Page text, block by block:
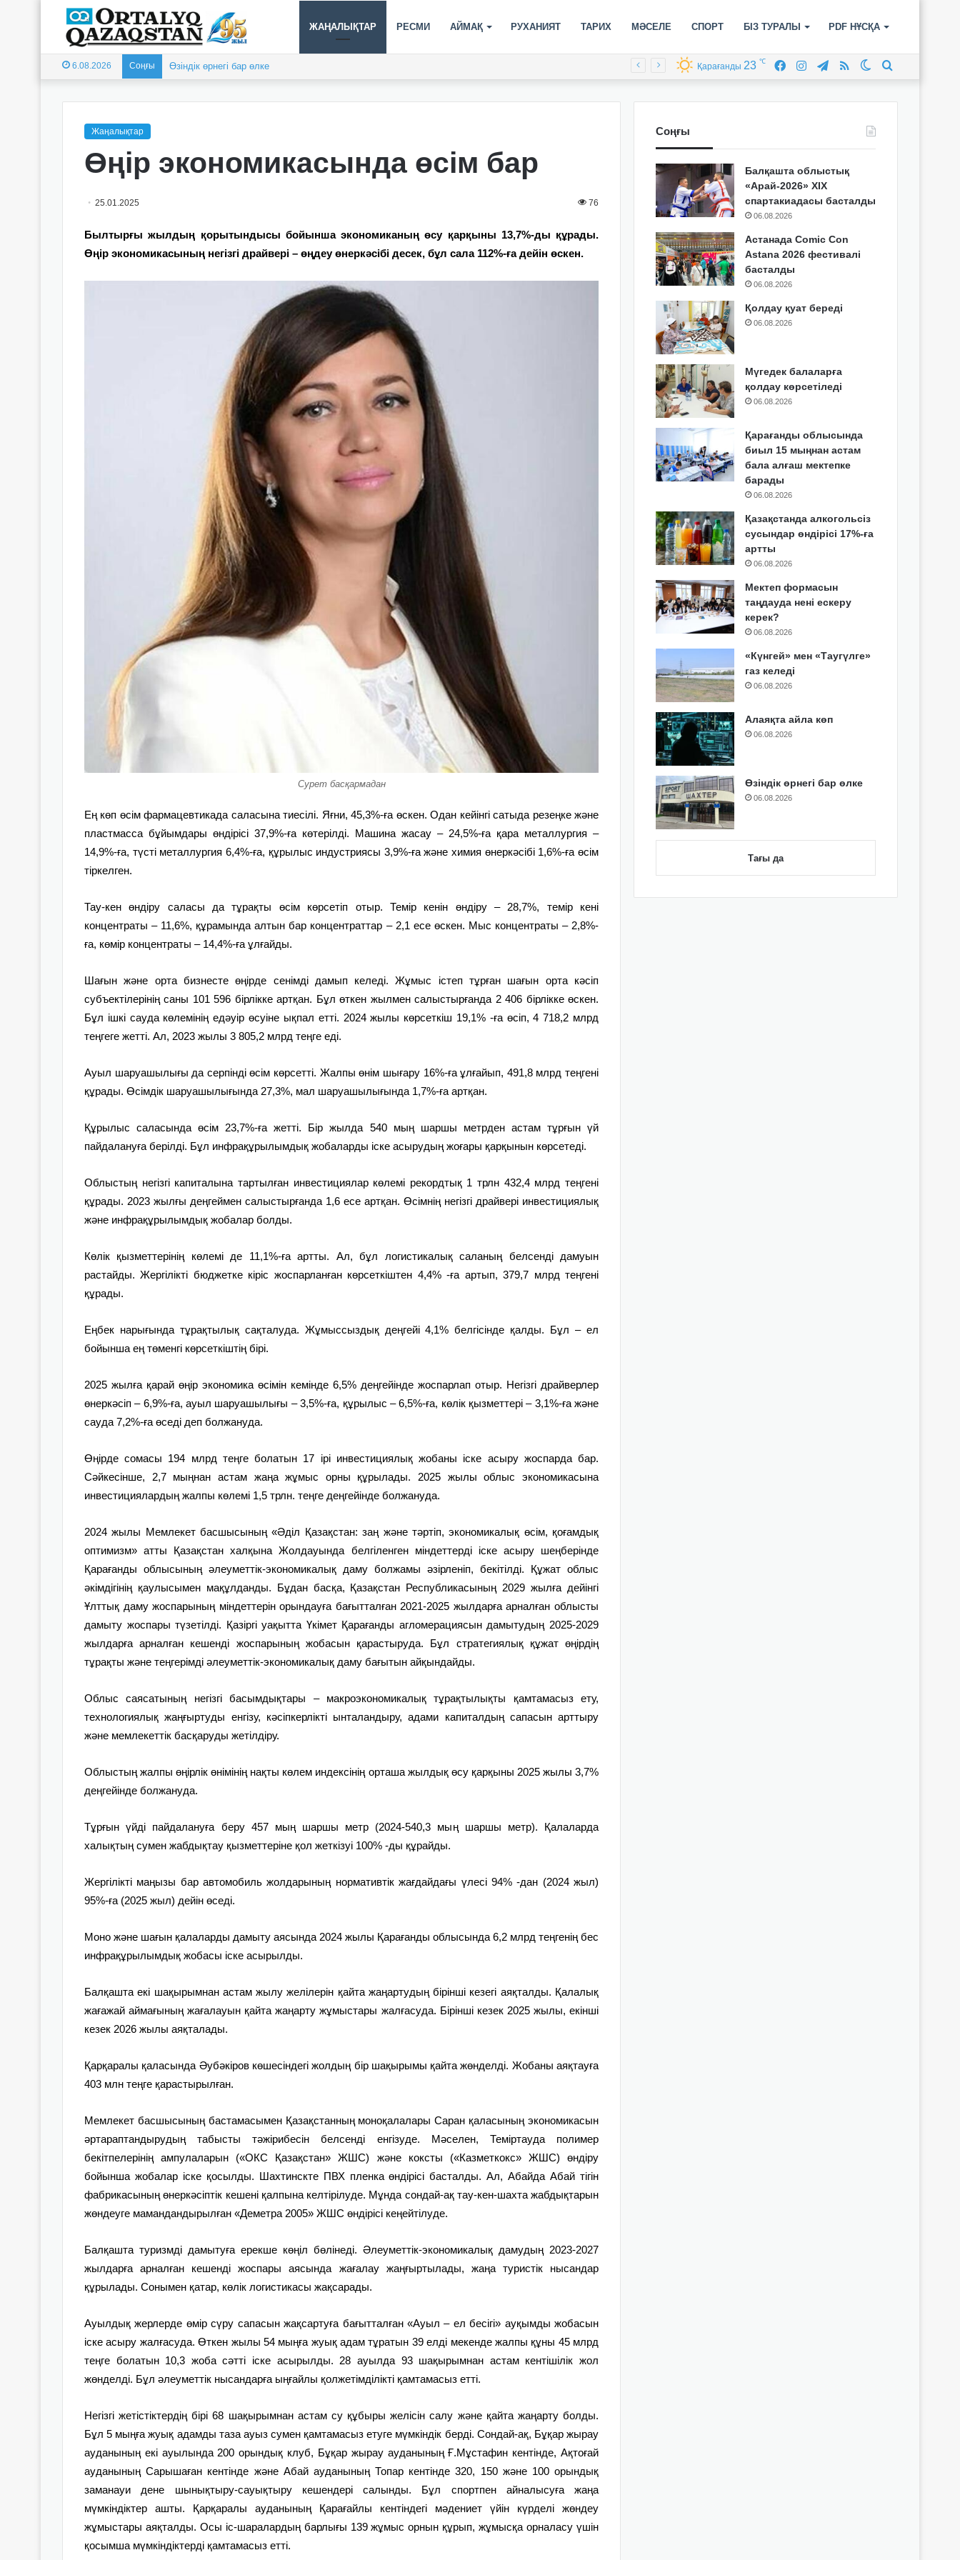
ЖАҢАЛЫҚТАР РЕСМИ АЙМАҚ РУХАНИЯТ ТАРИХ МӘСЕЛЕ СПОРТ БІЗ ТУРАЛЫ PDF НҰСҚА
6.08.2026 Соңғы Өзіндік өрнегі бар өлке Switch
RSS
Telegram
Instagram
Facebook
Қарағанды 23 ℃
Жаңалықтар
Өңір экономикасында өсім бар
25.01.2025 76
Былтырғы жылдың қорытындысы бойынша экономиканың өсу қарқыны 13,7%-ды құрады.
Өңір экономикасының негізгі драйвері – өңдеу өнеркәсібі десек, бұл сала 112%-ға дейін өскен.
Сурет басқармадан
Ең көп өсім фармацевтикада саласына тиесілі. Яғни, 45,3%-ға өскен. Одан кейінгі сатыда резеңке және
пластмасса бұйымдары өндірісі 37,9%-ға көтерілді. Машина жасау – 24,5%-ға қара металлургия –
14,9%-ға, түсті металлургия 6,4%-ға, құрылыс индустриясы 3,9%-ға және химия өнеркәсібі 1,6%-ға өсім
тіркелген.
Тау-кен өндіру саласы да тұрақты өсім көрсетіп отыр. Темір кенін өндіру – 28,7%, темір кені
концентраты – 11,6%, құрамында алтын бар концентраттар – 2,1 есе өскен. Мыс концентраты – 2,8%-
ға, көмір концентраты – 14,4%-ға ұлғайды.
Шағын және орта бизнесте өңірде сенімді дамып келеді. Жұмыс істеп тұрған шағын орта кәсіп
субъектілерінің саны 101 596 бірлікке артқан. Бұл өткен жылмен салыстырғанда 2 406 бірлікке өскен.
Бұл ішкі сауда көлемінің едәуір өсуіне ықпал етті. 2024 жылы көрсеткіш 19,1% -ға өсіп, 4 718,2 млрд
теңгеге жетті. Ал, 2023 жылы 3 805,2 млрд теңге еді.
Ауыл шаруашылығы да серпінді өсім көрсетті. Жалпы өнім шығару 16%-ға ұлғайып, 491,8 млрд теңгені
құрады. Өсімдік шаруашылығында 27,3%, мал шаруашылығында 1,7%-ға артқан.
Құрылыс саласында өсім 23,7%-ға жетті. Бір жылда 540 мың шаршы метрден астам тұрғын үй
пайдалануға берілді. Бұл инфрақұрылымдық жобаларды іске асырудың жоғары қарқынын көрсетеді.
Облыстың негізгі капиталына тартылған инвестициялар көлемі рекордтық 1 трлн 432,4 млрд теңгені
құрады. 2023 жылғы деңгеймен салыстырғанда 1,6 есе артқан. Өсімнің негізгі драйвері инвестициялық
және инфрақұрылымдық жобалар болды.
Көлік қызметтерінің көлемі де 11,1%-ға артты. Ал, бұл логистикалық саланың белсенді дамуын
растайды. Жергілікті бюджетке кіріс жоспарланған көрсеткіштен 4,4% -ға артып, 379,7 млрд теңгені
құрады.
Еңбек нарығында тұрақтылық сақталуда. Жұмыссыздық деңгейі 4,1% белгісінде қалды. Бұл – ел
бойынша ең төменгі көрсеткіштің бірі.
2025 жылға қарай өңір экономика өсімін кемінде 6,5% деңгейінде жоспарлап отыр. Негізгі драйверлер
өнеркәсіп – 6,9%-ға, ауыл шаруашылығы – 3,5%-ға, құрылыс – 6,5%-ға, көлік қызметтері – 3,1%-ға және
сауда 7,2%-ға өседі деп болжануда.
Өңірде сомасы 194 млрд теңге болатын 17 ірі инвестициялық жобаны іске асыру жоспарда бар.
Сәйкесінше, 2,7 мыңнан астам жаңа жұмыс орны құрылады. 2025 жылы облыс экономикасына
инвестициялардың жалпы көлемі 1,5 трлн. теңге деңгейінде болжануда.
2024 жылы Мемлекет басшысының «Әділ Қазақстан: заң және тәртіп, экономикалық өсім, қоғамдық
оптимизм» атты Қазақстан халқына Жолдауында белгіленген міндеттерді іске асыру шеңберінде
Қарағанды облысының әлеуметтік-экономикалық даму болжамы әзірленіп, бекітілді. Құжат облыс
әкімдігінің қаулысымен мақұлданды. Бұдан басқа, Қазақстан Республикасының 2029 жылға дейінгі
Ұлттық даму жоспарының міндеттерін орындауға бағытталған 2021-2025 жылдарға арналған облысты
дамыту жоспары түзетілді. Қазіргі уақытта Үкімет Қарағанды агломерациясын дамытудың 2025-2029
жылдарға арналған кешенді жоспарының жобасын қарастыруда. Бұл стратегиялық құжат өңірдің
тұрақты және теңгерімді әлеуметтік-экономикалық даму бағытын айқындайды.
Облыс саясатының негізгі басымдықтары – макроэкономикалық тұрақтылықты қамтамасыз ету,
технологиялық жаңғыртуды енгізу, кәсіпкерлікті ынталандыру, адами капиталдың сапасын арттыру
және мемлекеттік басқаруды жетілдіру.
Облыстың жалпы өңірлік өнімінің нақты көлем индексінің орташа жылдық өсу қарқыны 2025 жылы 3,7%
деңгейінде болжануда.
Тұрғын үйді пайдалануға беру 457 мың шаршы метр (2024-540,3 мың шаршы метр). Қалаларда
халықтың сумен жабдықтау қызметтеріне қол жеткізуі 100% -ды құрайды.
Жергілікті маңызы бар автомобиль жолдарының нормативтік жағдайдағы үлесі 94% -дан (2024 жыл)
95%-ға (2025 жыл) дейін өседі.
Моно және шағын қалаларды дамыту аясында 2024 жылы Қарағанды облысында 6,2 млрд теңгенің бес
инфрақұрылымдық жобасы іске асырылды.
Балқашта екі шақырымнан астам жылу желілерін қайта жаңартудың бірінші кезегі аяқталды. Қалалық
жағажай аймағының жағалауын қайта жаңарту жұмыстары жалғасуда. Бірінші кезек 2025 жылы, екінші
кезек 2026 жылы аяқталады.
Қарқаралы қаласында Әубәкіров көшесіндегі жолдың бір шақырымы қайта жөнделді. Жобаны аяқтауға
403 млн теңге қарастырылған.
Мемлекет басшысының бастамасымен Қазақстанның моноқалалары Саран қаласының экономикасын
әртараптандырудың табысты тәжірибесін белсенді енгізуде. Мәселен, Теміртауда полимер
бекітпелерінің ампулаларын («ОКС Қазақстан» ЖШС) және коксты («Казметкокс» ЖШС) өндіру
бойынша жобалар іске қосылды. Шахтинскте ПВХ пленка өндірісі басталды. Ал, Абайда Абай тігін
фабрикасының өнеркәсіптік кешені қалпына келтірілуде. Мұнда сондай-ақ тау-кен-шахта жабдықтарын
жөндеуге мамандандырылған «Деметра 2005» ЖШС өндірісі кеңейтілуде.
Балқашта туризмді дамытуға ерекше көңіл бөлінеді. Әлеуметтік-экономикалық дамудың 2023-2027
жылдарға арналған кешенді жоспары аясында жағалау жаңғыртылады, жаңа туристік нысандар
құрылады. Сонымен қатар, көлік логистикасы жақсарады.
Ауылдық жерлерде өмір сүру сапасын жақсартуға бағытталған «Ауыл – ел бесігі» ауқымды жобасын
іске асыру жалғасуда. Өткен жылы 54 мыңға жуық адам тұратын 39 елді мекенде жалпы құны 45 млрд
теңге болатын 10,3 жоба сәтті іске асырылды. 28 ауылда 93 шақырымнан астам кентішілік жол
жөнделді. Бұл әлеуметтік нысандарға ыңғайлы қолжетімділікті қамтамасыз етті.
Негізгі жетістіктердің бірі 68 шақырымнан астам су құбыры желісін салу және қайта жаңарту болды.
Бұл 5 мыңға жуық адамды таза ауыз сумен қамтамасыз етуге мүмкіндік берді. Сондай-ақ, Бұқар жырау
ауданының екі ауылында 200 орындық клуб, Бұқар жырау ауданының Ғ.Мұстафин кентінде, Ақтоғай
ауданының Сарышаған кентінде және Абай ауданының Топар кентінде 320, 150 және 100 орындық
заманауи дене шынықтыру-сауықтыру кешендері салынды. Бұл спортпен айналысуға жаңа
мүмкіндіктер ашты. Қарқаралы ауданының Қарағайлы кентіндегі мәдениет үйін күрделі жөндеу
жұмыстары аяқталды. Осы іс-шаралардың барлығы 139 жұмыс орнын құрып, жұмысқа орналасу үшін
қосымша мүмкіндіктерді қамтамасыз етті.
Соңғы
Балқашта облыстық
«Арай-2026» XIX
спартакиадасы басталды
06.08.2026
Астанада Comic Con
Astana 2026 фестивалі
басталды
06.08.2026
Қолдау қуат береді
06.08.2026
Мүгедек балаларға
қолдау көрсетіледі
06.08.2026
Қарағанды облысында
биыл 15 мыңнан астам
бала алғаш мектепке
барады
06.08.2026
Қазақстанда алкогольсіз
сусындар өндірісі 17%-ға
артты
06.08.2026
Мектеп формасын
таңдауда нені ескеру
керек?
06.08.2026
«Күнгей» мен «Таугүлге»
газ келеді
06.08.2026
Алаяқта айла көп
06.08.2026
Өзіндік өрнегі бар өлке
06.08.2026
Тағы да